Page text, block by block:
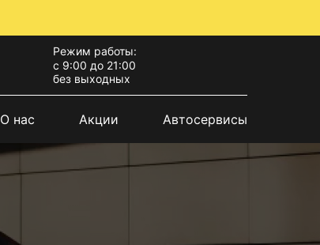
Режим работы:
с 9:00 до 21:00
без выходных
О нас Акции Автосервисы